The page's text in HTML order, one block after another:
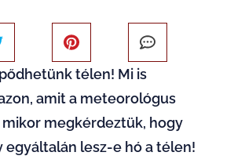
télen! Mi is
amit a meteorológus
megkérdeztük, hogy
egyáltalán lesz-e hó a télen!